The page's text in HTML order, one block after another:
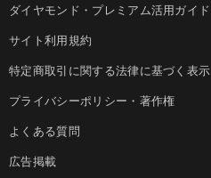
ダイヤモンド・プレミアム活用ガイド
サイト利用規約
特定商取引に関する法律に基づく表示
プライバシーポリシー・著作権
よくある質問
広告掲載